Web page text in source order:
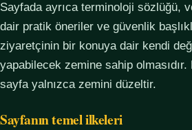
Sayfada ayrıca terminoloji sözlüğü,
dair pratik öneriler ve güvenlik
ziyaretçinin bir konuya dair kendi
yapabilecek zemine sahip
sayfa yalnızca zemini düzeltir.
Sayfanın temel ilkeleri